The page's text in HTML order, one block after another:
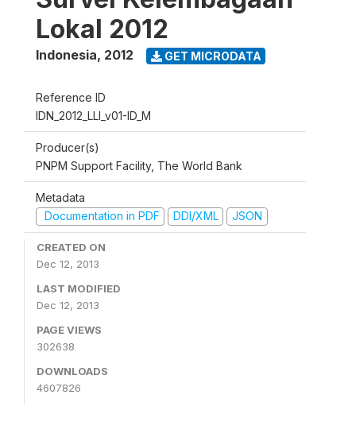
Lokal 2012
Indonesia, 2012 GET MICRODATA
Reference ID
IDN_2012_LLI_v01-ID_M
Producer(s)
PNPM Support Facility, The World Bank
Metadata
Documentation in PDF
DDI/XML JSON
CREATED ON
Dec 12, 2013
LAST MODIFIED
Dec 12, 2013
PAGE VIEWS
302638
DOWNLOADS
4607826